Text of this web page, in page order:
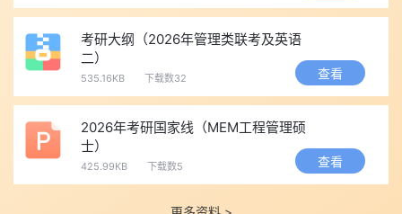
考研大纲（2026年管理类联考及英语
二）
535.16KB 下载数32 查看
2026年考研国家线（MEM工程管理硕
士）
425.99KB 下载数5 查看